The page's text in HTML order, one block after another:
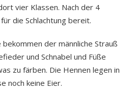
vier Klassen. Nach der 4
die Schlachtung bereit.
der männliche Strauß
und Schnabel und Füße
zu färben. Die Hennen legen in
noch keine Eier.